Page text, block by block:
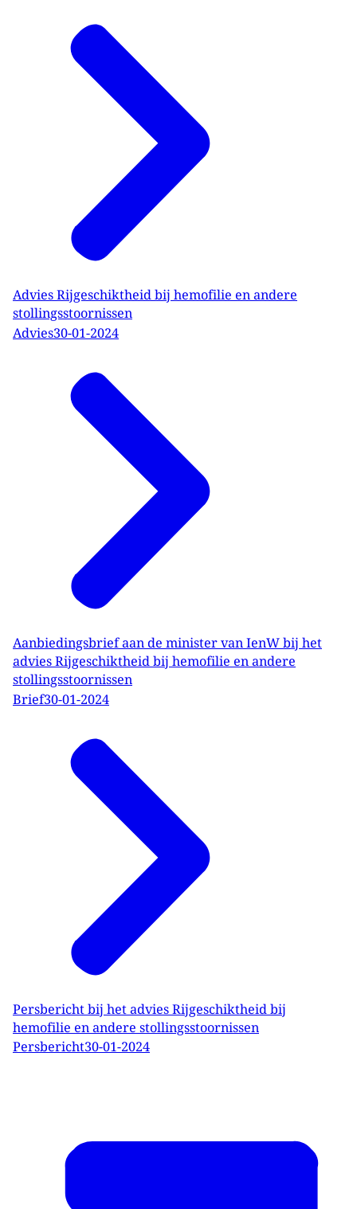
Advies Rijgeschiktheid bij hemofilie en andere
stollingsstoornissen
Advies30-01-2024
Aanbiedingsbrief aan de minister van IenW bij het
advies Rijgeschiktheid bij hemofilie en andere
stollingsstoornissen
Brief30-01-2024
Persbericht bij het advies Rijgeschiktheid bij
hemofilie en andere stollingsstoornissen
Persbericht30-01-2024